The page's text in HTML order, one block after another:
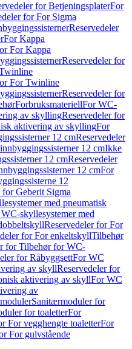
for BetjeningsplaterFor
for For Sigma
Reservedeler
For Kappa
For Kappa
Reservedeler for
For Twinline
Reservedeler for
ForbruksmateriellFor WC-
av skyllingReservedeler for
aktivering av skyllingFor
12 cmReservedeler
12 cmIkke
12 cmReservedeler
12 cmFor
12
Geberit Sigma
med pneumatisk
skyllesystemer med
Reservedeler for For
for For enkeltskyllTilbehør
for Tilbehør for WC-
for RåbyggsettFor WC
av skyllReservedeler for
aktivering av skyllFor WC
av
Sanitærmoduler for
for toaletterFor
For vegghengte toaletterFor
For gulvstående